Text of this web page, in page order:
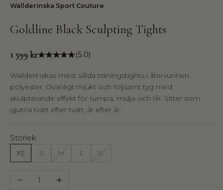
Wallderinska Sport Couture
Goldline Black Sculpting Tights
Pris
1 599 kr (5.0)
Wallderinskas mest sålda träningstights i återvunnen
polyester. Ovanligt mjukt och följsamt tyg med
skulpterande effekt för rumpa, midja och lår. Sitter som
gjutna tvätt efter tvätt, år efter år.
Storlek:
XS S M L XL
Minska antal Öka antal